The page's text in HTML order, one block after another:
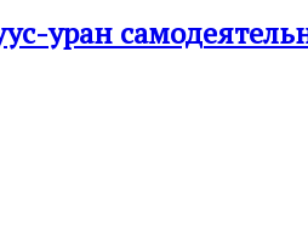
уус-уран